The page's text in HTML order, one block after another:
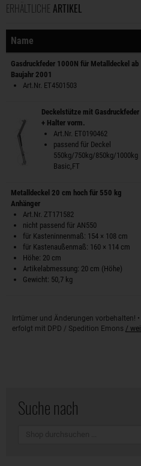
ERHÄLTLICHE ARTIKEL
Sortierung
Name
Gasdruckfeder 1000N für Metalldeckel ab
Baujahr 2001
Art.Nr. ET4501503
Deckelstütze mit Gasdruckfeder
+ Halter vorm.
Art.Nr. ET0190462
passend für Deckel
550kg/750kg/850kg/1000kg
Basic,FT
Metalldeckel 20 cm hoch für 550 kg
Anhänger
Art.Nr. ZT171582
nicht passend für AN550
für Kasteninnenmaß: 154 × 108 cm
für Kastenaußenmaß: 160 × 114 cm
Höhe: 20 cm
Artikelabmessung: 20 cm (Höhe)
Gewicht: 50,7 kg
Irrtümer und Änderungen vorbehalten!
erfolgt mit DPD / Spedition Emons /
Suche nach